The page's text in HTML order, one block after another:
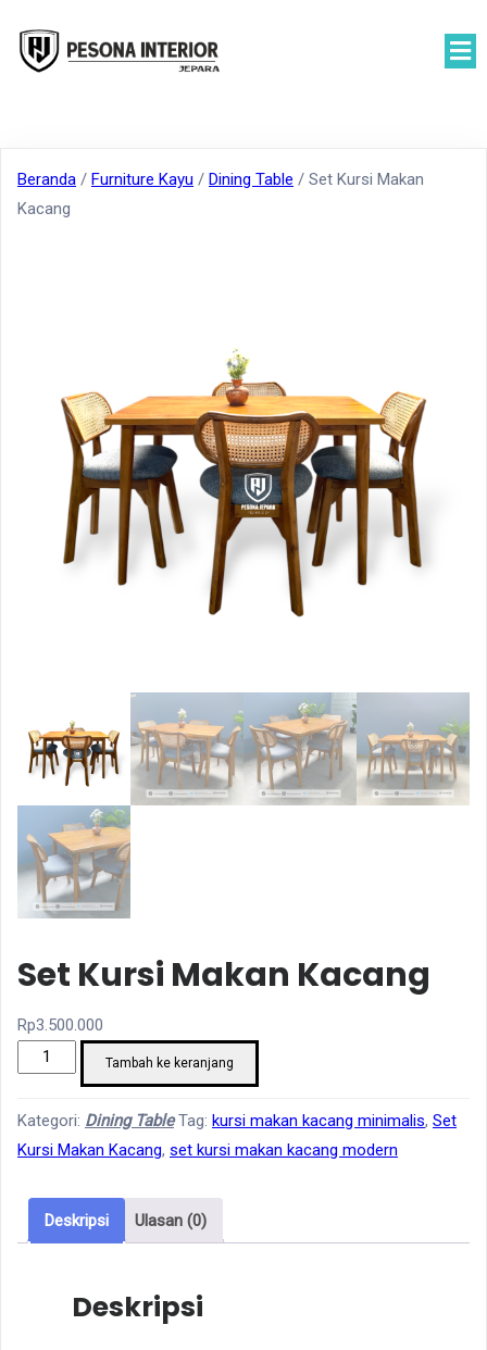
Beranda / Furniture Kayu / Dining Table / Set Kursi Makan
Kacang
Set Kursi Makan Kacang
Rp3.500.000
Kuantitas
Kursi
Makan
Tambah ke keranjang
Kategori: Dining Table Tag: kursi makan kacang minimalis, Set
Kursi Makan Kacang, set kursi makan kacang modern
Deskripsi Ulasan (0)
Deskripsi